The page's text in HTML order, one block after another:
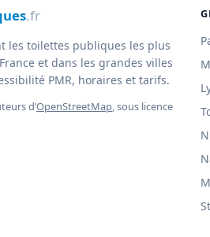
.fr
les toilettes publiques les plus
et dans les grandes villes
PMR, horaires et tarifs.
d’OpenStreetMap, sous licence